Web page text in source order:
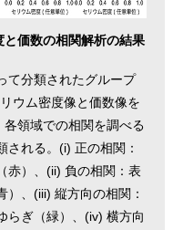
価数の相関解析の結果
て分類されたグループ
ウム密度像と価数像を
領域での相関を調べる
される。(i) 正の相関：
赤）、(ii) 負の相関：表
）、(iii) 縦方向の相関：
らぎ（緑）、(iv) 横方向